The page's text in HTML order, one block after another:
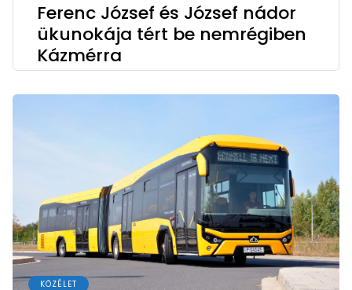
Ferenc József és József nádor
ükunokája tért be nemrégiben
Kázmérra
KÖZÉLET